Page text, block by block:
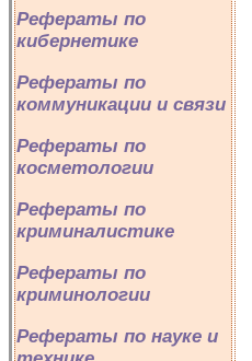
Рефераты по
кибернетике
Рефераты по
коммуникации и связи
Рефераты по
косметологии
Рефераты по
криминалистике
Рефераты по
криминологии
Рефераты по науке и